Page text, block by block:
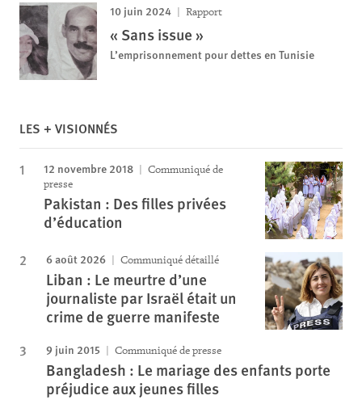
10 juin 2024 Rapport
« Sans issue »
L’emprisonnement pour dettes en Tunisie
LES + VISIONNÉS
12 novembre 2018
Communiqué de
presse
Pakistan : Des filles privées
d’éducation
6 août 2026 Communiqué détaillé
Liban : Le meurtre d’une
journaliste par Israël était un
crime de guerre manifeste
9 juin 2015 Communiqué de presse
Bangladesh : Le mariage des enfants porte
préjudice aux jeunes filles